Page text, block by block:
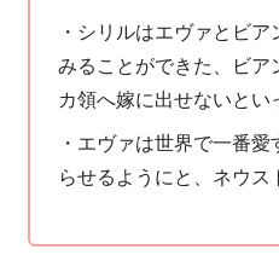
・シリルはエヴァとビ
みることができた、ビア
カ領へ嫁に出せないとい
・エヴァは世界で一番
らせるようにと、ネウス